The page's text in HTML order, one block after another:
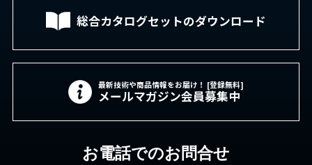
総合カタログセットのダウンロード
最新技術や商品情報をお届け！ [登録無料]
メールマガジン会員募集中
お電話でのお問合せ